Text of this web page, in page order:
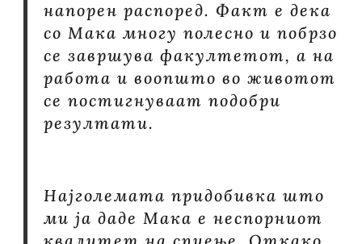
напорен распоред. Факт е дека
со Мака многу полесно и побрзо
се завршува факултетот, а на
работа и воопшто во животот
се постигнуваат подобри
резултати.
Најголемата придобивка што
ми ја даде Мака е неспорниот
квалитет на спиење. Откако